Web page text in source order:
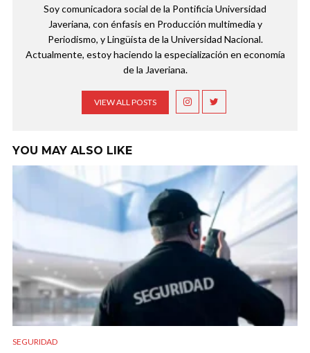
Soy comunicadora social de la Pontificia Universidad
Javeriana, con énfasis en Producción multimedia y
Periodismo, y Lingüista de la Universidad Nacional.
Actualmente, estoy haciendo la especialización en economía
de la Javeriana.
VIEW ALL POSTS
YOU MAY ALSO LIKE
SEGURIDAD